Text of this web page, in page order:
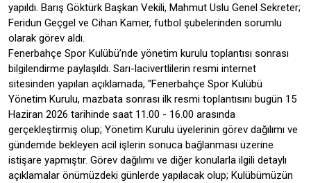
yapıldı. Barış Göktürk Başkan Vekili, Mahmut Uslu Genel Sekreter;
Feridun Geçgel ve Cihan Kamer, futbol şubelerinden sorumlu
olarak görev aldı.
Fenerbahçe Spor Kulübü’nde yönetim kurulu toplantısı sonrası
bilgilendirme paylaşıldı. Sarı-lacivertlilerin resmi internet
sitesinden yapılan açıklamada, "Fenerbahçe Spor Kulübü
Yönetim Kurulu, mazbata sonrası ilk resmi toplantısını bugün 15
Haziran 2026 tarihinde saat 11.00 - 16.00 arasında
gerçekleştirmiş olup; Yönetim Kurulu üyelerinin görev dağılımı ve
gündemde bekleyen acil işlerin sonuca bağlanması üzerine
istişare yapmıştır. Görev dağılımı ve diğer konularla ilgili detaylı
açıklamalar önümüzdeki günlerde yapılacak olup; Kulübümüzün